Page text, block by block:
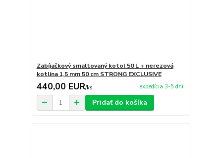
Zabíjačkový smaltovaný kotol 50 L + nerezová
kotlina 1,5 mm 50 cm STRONG EXCLUSIVE
440,00 EUR/ks expedícia 3-5 dní
Pridať do košíka